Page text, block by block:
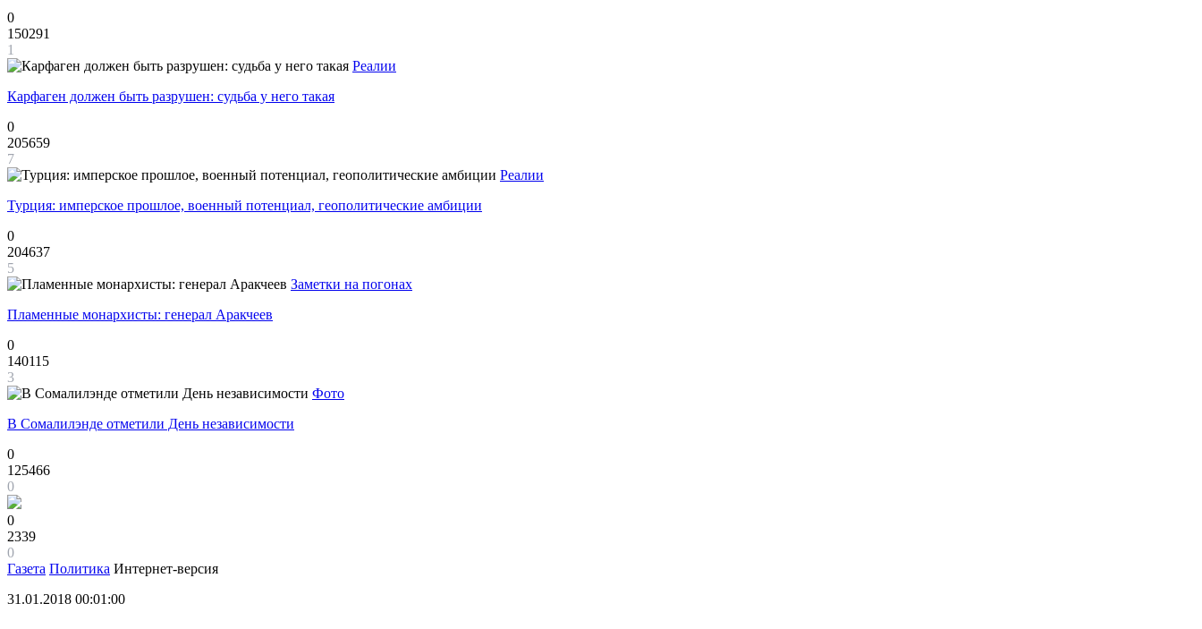
0
150291
1
Реалии
Карфаген должен быть разрушен: судьба у него такая
0
205659
7
Реалии
Турция: имперское прошлое, военный потенциал, геополитические амбиции
0
204637
5
Заметки на погонах
Пламенные монархисты: генерал Аракчеев
0
140115
3
Фото
В Сомалилэнде отметили День независимости
0
125466
0
0
2339
0
Газета Политика Интернет-версия
31.01.2018 00:01:00